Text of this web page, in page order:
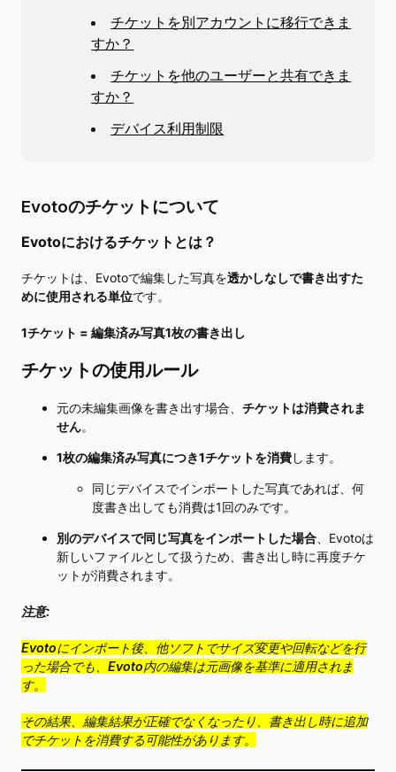
チケットを別アカウントに移行できま
すか？
チケットを他のユーザーと共有できま
すか？
デバイス利用制限
Evotoのチケットについて
Evotoにおけるチケットとは？
チケットは、Evotoで編集した写真を透かしなしで書き出すた
めに使用される単位です。
1チケット = 編集済み写真1枚の書き出し
チケットの使用ルール
元の未編集画像を書き出す場合、 チケットは消費されま
せん。
1枚の編集済み写真につき1チケットを消費します。
同じデバイスでインポートした写真であれば、何
度書き出しても消費は1回のみです。
別のデバイスで同じ写真をインポートした場合、Evotoは
新しいファイルとして扱うため、書き出し時に再度チケ
ットが消費されます。
注意:
Evotoにインポート後、他ソフトでサイズ変更や回転などを行
った場合でも、Evoto内の編集は元画像を基準に適用されま
す。
その結果、編集結果が正確でなくなったり、書き出し時に追加
でチケットを消費する可能性があります。